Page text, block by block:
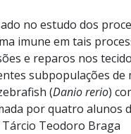
no estudo dos
imune em tais
e reparos nos
subpopulações
(Daniorerio)
por quatro alunos
Tárcio Teodoro Braga